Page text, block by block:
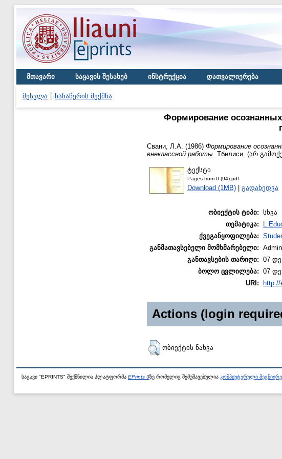
მთავარი საცავის შესახებ ინსტრუქცია დათვალიერება
შესვლა ჩანაწერის შექმნა
Формирование осознанных
Свани, Л.А. (1986) Формирование
внеклассной работы. Тбилиси. (არ
ტექსტი
Pages from 0 (94).pdf
Download (1MB) | გადახედვა
ობიექტის ტიპი: სხვა
თემატიკა:
L
ქვეგანყოფილება:
განმათავსებელი მომხმარებელი:
განთავსების თარიღი: 07
ბოლო ცვლილება: 07
URI:
Actions (login
ობიექტის ნახვა
საცავი "EPRINTS" შექმნილია პლატფორმა EPrints 3ზე რომელიც შემუშავებულია კომპიუტერული